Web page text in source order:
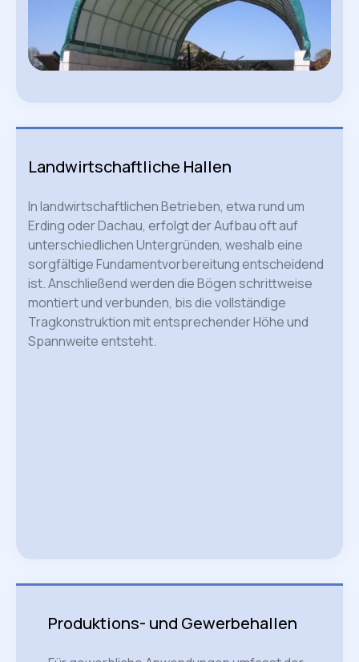
Landwirtschaftliche Hallen
In landwirtschaftlichen Betrieben, etwa rund um
Erding oder Dachau, erfolgt der Aufbau oft auf
unterschiedlichen Untergründen, weshalb eine
sorgfältige Fundamentvorbereitung entscheidend
ist. Anschließend werden die Bögen schrittweise
montiert und verbunden, bis die vollständige
Tragkonstruktion mit entsprechender Höhe und
Spannweite entsteht.
Produktions- und Gewerbehallen